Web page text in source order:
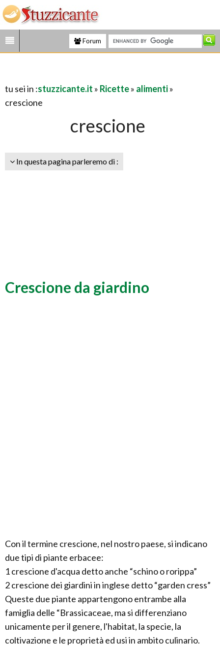
Forum
tu sei in :stuzzicante.it » Ricette» alimenti»
crescione
crescione
In questa pagina parleremo di :
Crescione da giardino
Con il termine crescione, nel nostro paese, si indicano
due tipi di piante erbacee:
1 crescione d'acqua detto anche “schino o rorippa”
2 crescione dei giardini in inglese detto “garden cress”
Queste due piante appartengono entrambe alla
famiglia delle “Brassicaceae, ma si differenziano
unicamente per il genere, l'habitat, la specie, la
coltivazione e le proprietà ed usi in ambito culinario.